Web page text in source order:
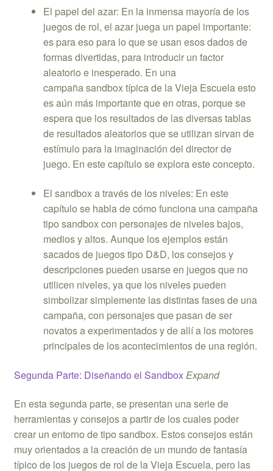
El papel del azar: En la inmensa mayoría de los
juegos de rol, el azar juega un papel importante:
es para eso para lo que se usan esos dados de
formas divertidas, para introducir un factor
aleatorio e inesperado. En una
campaña sandbox típica de la Vieja Escuela esto
es aún más importante que en otras, porque se
espera que los resultados de las diversas tablas
de resultados aleatorios que se utilizan sirvan de
estímulo para la imaginación del director de
juego. En este capítulo se explora este concepto.
El sandbox a través de los niveles: En este
capítulo se habla de cómo funciona una campaña
tipo sandbox con personajes de niveles bajos,
medios y altos. Aunque los ejemplos están
sacados de juegos tipo D&D, los consejos y
descripciones pueden usarse en juegos que no
utilicen niveles, ya que los niveles pueden
simbolizar simplemente las distintas fases de una
campaña, con personajes que pasan de ser
novatos a experimentados y de allí a los motores
principales de los acontecimientos de una región.
Segunda Parte: Diseñando el SandboxExpand
En esta segunda parte, se presentan una serie de
herramientas y consejos a partir de los cuales poder
crear un entorno de tipo sandbox. Estos consejos están
muy orientados a la creación de un mundo de fantasía
típico de los juegos de rol de la Vieja Escuela, pero las